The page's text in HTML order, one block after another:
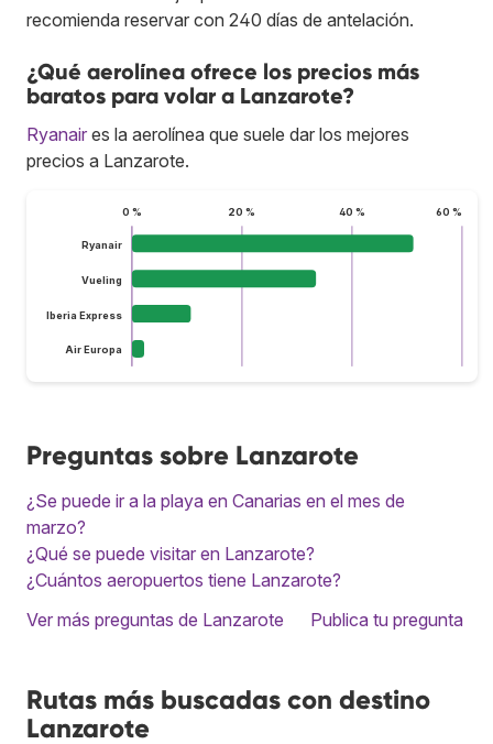
recomienda reservar con 240 días de antelación.
¿Qué aerolínea ofrece los precios más
baratos para volar a Lanzarote?
Ryanair es la aerolínea que suele dar los mejores
precios a Lanzarote.
0 % 20 % 40 % 60 %
Ryanair
Vueling
Iberia Express
Air Europa
Preguntas sobre Lanzarote
¿Se puede ir a la playa en Canarias en el mes de
marzo?
¿Qué se puede visitar en Lanzarote?
¿Cuántos aeropuertos tiene Lanzarote?
Ver más preguntas de Lanzarote
Publica tu pregunta
Rutas más buscadas con destino
Lanzarote